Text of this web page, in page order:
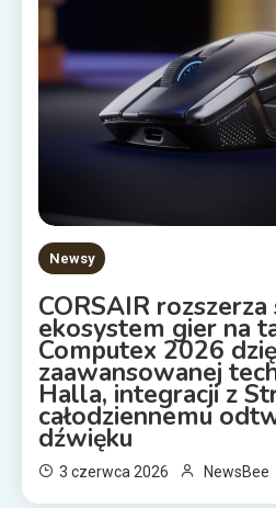
Newsy
CORSAIR
ekosystem gier na
Computex 2026
zaawansowanej
Halla, integracji z
całodziennemu
dźwięku
3 czerwca 2026 NewsBee